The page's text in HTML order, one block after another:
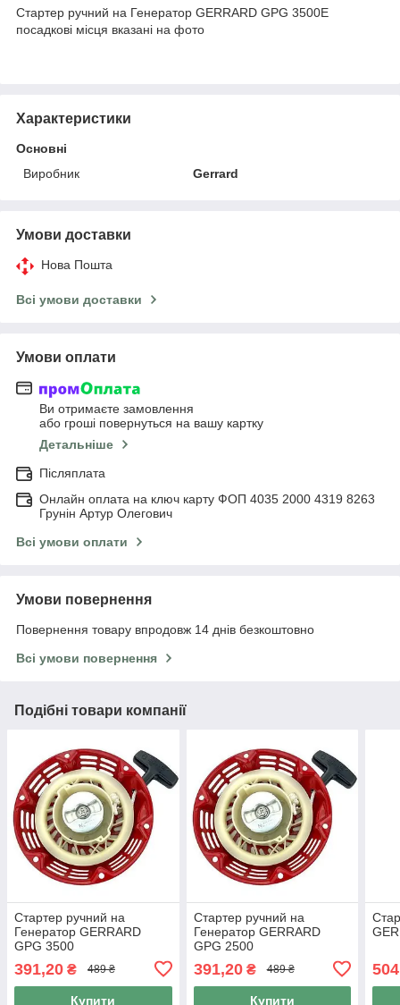
Стартер ручний на Генератор GERRARD GPG 3500E
посадкові місця вказані на фото
Характеристики
Основні
Виробник
Gerrard
Умови доставки
Нова Пошта
Всі умови доставки
Умови оплати
Ви отримаєте замовлення
або гроші повернуться на вашу картку
Детальніше
Післяплата
Онлайн оплата на ключ карту ФОП 4035 2000 4319 8263
Грунін Артур Олегович
Всі умови оплати
Умови повернення
Повернення товару впродовж 14 днів безкоштовно
Всі умови повернення
Подібні товари компанії
Стартер ручний на
Генератор GERRARD
GPG 3500
391,20 ₴ 489 ₴
Купити
Стартер ручний на
Генератор GERRARD
GPG 2500
391,20₴ 489 ₴
Купити
504